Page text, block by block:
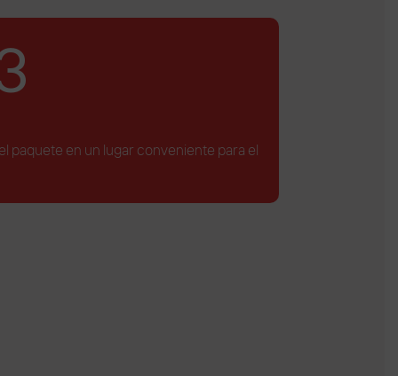
paquete en un lugar conveniente para el